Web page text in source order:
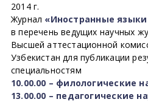
2014 г.
Журнал «Иностранные
в перечень ведущих научных
Высшей аттестационной
Узбекистан для публикации
специальностям
10.00.00 – филологические
13.00.00 – педагогические